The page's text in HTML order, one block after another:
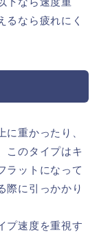
るなら疲れにく
重かったり、
このタイプはキ
ラットになって
際に引っかかり
プ速度を重視す